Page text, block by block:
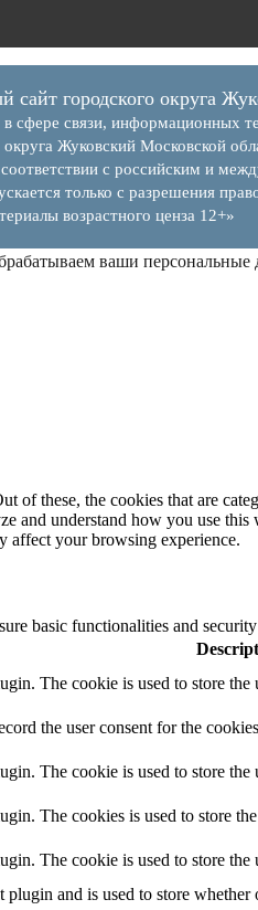
городского округа
сфере связи, информационных
Жуковский Московской
с российским и
только с разрешения
возрастного ценза 12+»
ваши
these, the cookies that are
and understand how you use
affect your browsing experience.
basic functionalities and
The cookie is used to store
the user consent for the
The cookie is used to store
The cookies is used to store
The cookie is used to store
and is used to store